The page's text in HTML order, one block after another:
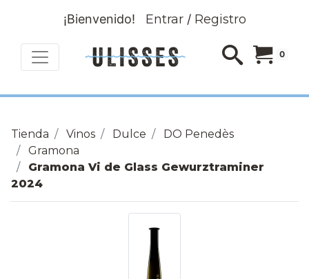
¡Bienvenido! Entrar/ Registro
0
Tienda Vinos Dulce
DO Penedès
Gramona
Gramona Vi de Glass Gewurztraminer
2024